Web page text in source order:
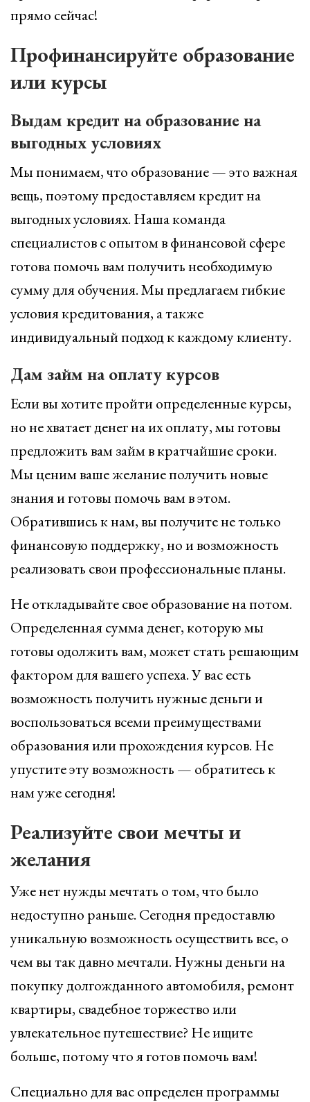
прямо сейчас!
Профинансируйте образование
или курсы
Выдам кредит на образование на
выгодных условиях
Мы понимаем, что образование — это важная
вещь, поэтому предоставляем кредит на
выгодных условиях. Наша команда
специалистов с опытом в финансовой сфере
готова помочь вам получить необходимую
сумму для обучения. Мы предлагаем гибкие
условия кредитования, а также
индивидуальный подход к каждому клиенту.
Дам займ на оплату курсов
Если вы хотите пройти определенные курсы,
но не хватает денег на их оплату, мы готовы
предложить вам займ в кратчайшие сроки.
Мы ценим ваше желание получить новые
знания и готовы помочь вам в этом.
Обратившись к нам, вы получите не только
финансовую поддержку, но и возможность
реализовать свои профессиональные планы.
Не откладывайте свое образование на потом.
Определенная сумма денег, которую мы
готовы одолжить вам, может стать решающим
фактором для вашего успеха. У вас есть
возможность получить нужные деньги и
воспользоваться всеми преимуществами
образования или прохождения курсов. Не
упустите эту возможность — обратитесь к
нам уже сегодня!
Реализуйте свои мечты и
желания
Уже нет нужды мечтать о том, что было
недоступно раньше. Сегодня предоставлю
уникальную возможность осуществить все, о
чем вы так давно мечтали. Нужны деньги на
покупку долгожданного автомобиля, ремонт
квартиры, свадебное торжество или
увлекательное путешествие? Не ищите
больше, потому что я готов помочь вам!
Специально для вас определен программы